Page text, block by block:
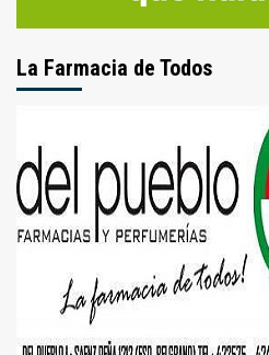
La Farmacia de Todos